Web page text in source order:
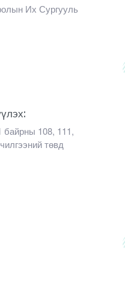
Их Сургууль
108, 111,
төвд